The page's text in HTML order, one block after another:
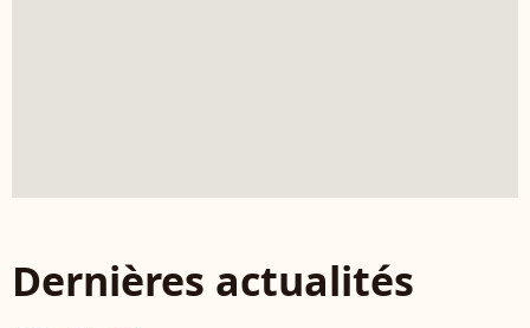
Dernières actualités